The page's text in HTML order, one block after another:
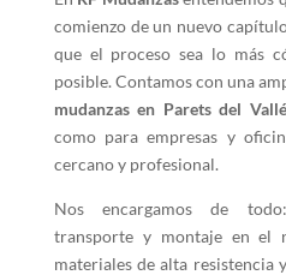
comienzo de un nuevo
que el proceso sea lo más
posible. Contamos con una
mudanzas en Parets del
como para empresas y
cercano y profesional.
Nos encargamos de
transporte y montaje en el
materiales de alta resistencia